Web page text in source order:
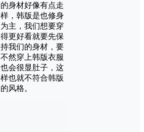
的身材好像有点走
样，韩版是也修身
为主，我们想要穿
得更好看就要先保
持我们的身材，要
不然穿上韩版衣服
也会很显肚子，这
样也就不符合韩版
的风格。